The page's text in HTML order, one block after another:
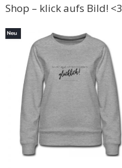
Shop – klick aufs Bild! <3